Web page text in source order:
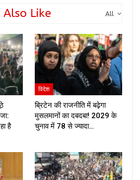
All
Like
है
विदेश
ब्रिटेन की राजनीति में बढ़ेगा
मुसलमानों का दबदबा! 2029 के
चुनाव में 78 से ज्यादा…